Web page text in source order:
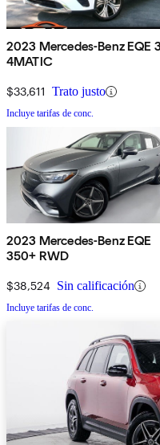
2023 Mercedes-Benz EQE
4MATIC
$33,611 Trato justo
Incluye tarifas de conc.
2023 Mercedes-Benz EQE
350+ RWD
$38,524 Sin calificación
Incluye tarifas de conc.